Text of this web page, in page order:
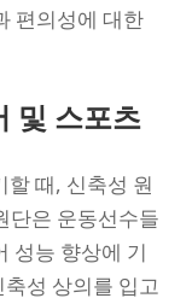
편의성에 대한
및 스포츠
할 때, 신축성 원
단은 운동선수들
성능 향상에 기
성 상의를 입고